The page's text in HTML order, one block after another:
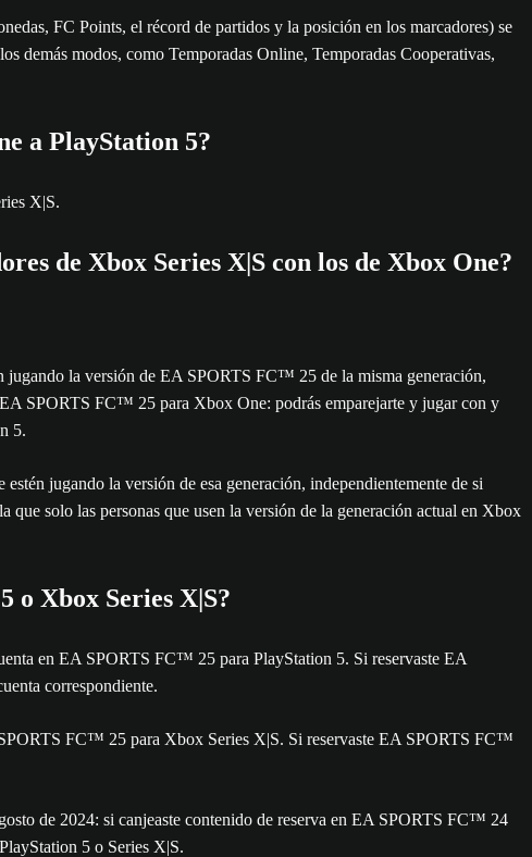
FC Points, el récord de partidos y la posición en los marcadores) se
demás modos, como Temporadas Online, Temporadas Cooperativas,
a PlayStation 5?
X|S.
de Xbox Series X|S con los de Xbox One?
jugando la versión de EA SPORTS FC™ 25 de la misma generación,
SPORTS FC™ 25 para Xbox One: podrás emparejarte y jugar con y
5.
jugando la versión de esa generación, independientemente de si
solo las personas que usen la versión de la generación actual en Xbox
o Xbox Series X|S?
en EA SPORTS FC™ 25 para PlayStation 5. Si reservaste EA
correspondiente.
FC™ 25 para Xbox Series X|S. Si reservaste EA SPORTS FC™
de 2024: si canjeaste contenido de reserva en EA SPORTS FC™ 24
5 o Series X|S.